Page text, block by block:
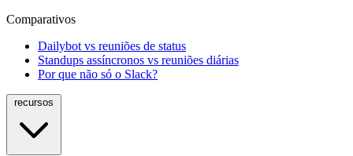
Comparativos
Dailybot vs reuniões de status
Standups assíncronos vs reuniões diárias
Por que não só o Slack?